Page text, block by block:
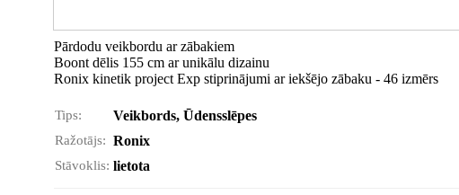
Pārdodu veikbordu ar zābakiem
Boont dēlis 155 cm ar unikālu dizainu
Ronix kinetik project Exp stiprinājumi ar iekšējo zābaku - 46 izmērs
Tips: Veikbords, Ūdensslēpes
Ražotājs: Ronix
Stāvoklis: lietota